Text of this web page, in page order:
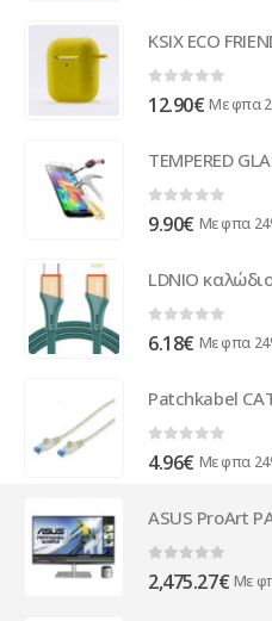
0 out of 5
12.90€ Με φπα
0 out of 5
9.90€ Με φπα
0out of 5
6.18€ Με φπα
0out of 5
4.96€ Με φπα
0 out of 5
2,475.27€ Με